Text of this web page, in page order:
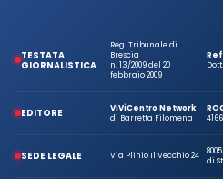
TESTATA
GIORNALISTICA
Reg. Tribunale di
Brescia
n. 13/2009 del 20
febbraio 2009
EDITORE
ViViCentro Network
di Barretta Filomena
SEDE LEGALE Via Plinio Il Vecchio 24
di